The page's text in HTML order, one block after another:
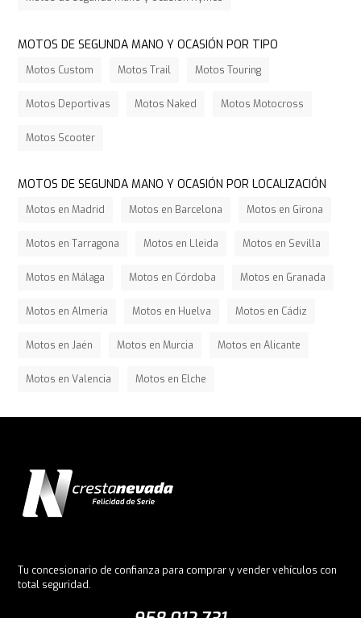
MOTOS DE SEGUNDA MANO Y OCASIÓN POR TIPO
Motos Custom Motos Trail Motos Touring
Motos Deportivas Motos Naked Motos Motocross
Motos Scooter
MOTOS DE SEGUNDA MANO Y OCASIÓN POR LOCALIZACIÓN
Motos en Madrid Motos en Barcelona Motos en Girona
Motos en Tarragona Motos en Lleida Motos en Sevilla
Motos en Málaga Motos en Córdoba Motos en Granada
Motos en Almería Motos en Huelva Motos en Cádiz
Motos en Jaén Motos en Murcia Motos en Alicante
Motos en Valencia Motos en Elche
Tu concesionario de confianza para comprar y vender vehículos con
total seguridad.